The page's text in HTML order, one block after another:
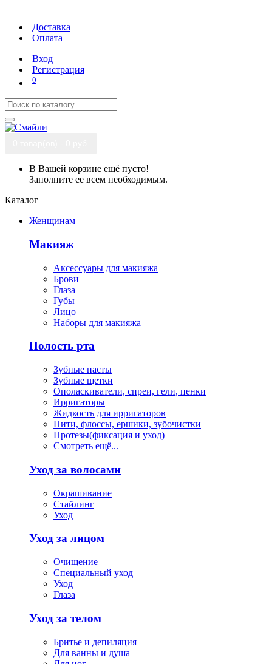
Доставка
Оплата
Вход
Регистрация
0
В Вашей корзине ещё пусто!
Заполните ее всем необходимым.
Каталог
Женщинам
Макияж
Аксессуары для макияжа
Брови
Глаза
Губы
Лицо
Наборы для макияжа
Полость рта
Зубные пасты
Зубные щетки
Ополаскиватели, спреи, гели, пенки
Ирригаторы
Жидкость для ирригаторов
Нити, флоссы, ершики, зубочистки
Протезы(фиксация и уход)
Смотреть ещё...
Уход за волосами
Окрашивание
Стайлинг
Уход
Уход за лицом
Очищение
Специальный уход
Уход
Глаза
Уход за телом
Бритье и депиляция
Для ванны и душа